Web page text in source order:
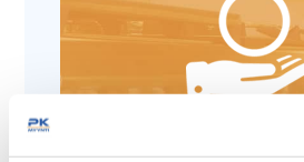
Tämäkin laite